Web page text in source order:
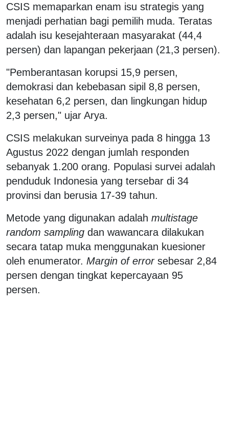
CSIS memaparkan enam isu strategis yang
menjadi perhatian bagi pemilih muda. Teratas
adalah isu kesejahteraan masyarakat (44,4
persen) dan lapangan pekerjaan (21,3 persen).
"Pemberantasan korupsi 15,9 persen,
demokrasi dan kebebasan sipil 8,8 persen,
kesehatan 6,2 persen, dan lingkungan hidup
2,3 persen," ujar Arya.
CSIS melakukan surveinya pada 8 hingga 13
Agustus 2022 dengan jumlah responden
sebanyak 1.200 orang. Populasi survei adalah
penduduk Indonesia yang tersebar di 34
provinsi dan berusia 17-39 tahun.
Metode yang digunakan adalah multistage
random sampling dan wawancara dilakukan
secara tatap muka menggunakan kuesioner
oleh enumerator. Margin of errorsebesar 2,84
persen dengan tingkat kepercayaan 95
persen.